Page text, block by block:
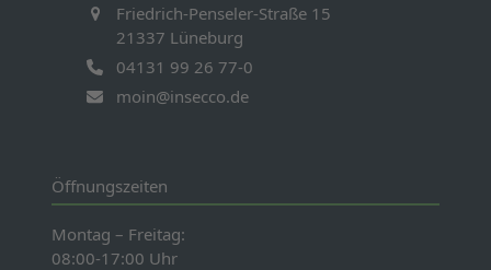
Friedrich-Penseler-Straße 15
21337 Lüneburg
04131 99 26 77-0
moin@insecco.de
Öffnungszeiten
Montag – Freitag:
08:00-17:00 Uhr